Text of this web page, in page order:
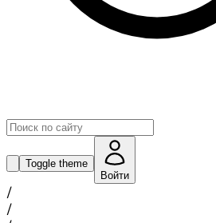
Toggle theme
Войти
/
/